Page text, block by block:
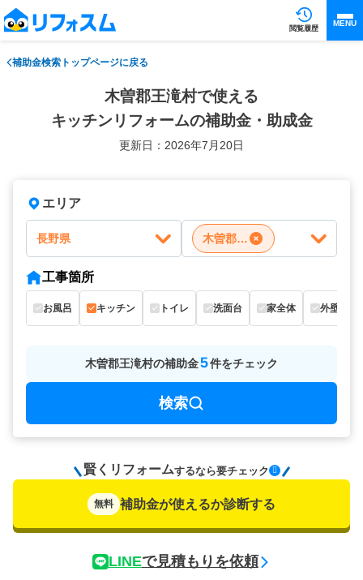
閲覧履歴
MENU
補助金検索トップページに戻る
木曽郡王滝村で使える
キッチンリフォームの補助金・助成金
更新日：2026年7月20日
エリア
長野県 木曽郡王滝村
工事箇所
お風呂 キッチン トイレ 洗面台 家全体 外壁
木曽郡王滝村の補助金5件をチェック
検索
賢くリフォームするなら要チェック
無料 補助金が使えるか診断する
LINEで見積もりを依頼